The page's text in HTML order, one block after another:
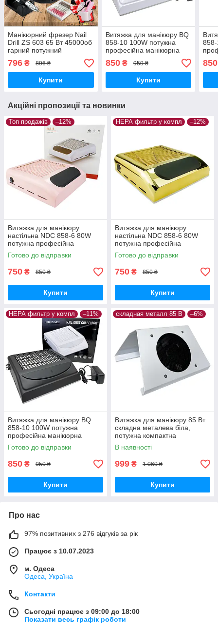
Манікюрний фрезер Nail
Drill ZS 603 65 Вт 45000об
гарний потужний
професійний фрезер для
нігтів DM 208
796 ₴ 896 ₴
Купити
Витяжка для манікюру BQ
858-10 100W потужна
професійна манікюрна
витяжка BLUEQUE 100
Ватт витяг для манікюру
850₴ 950 ₴
Купити
850
Акційні пропозиції та новинки
Топ продажів –12%
Витяжка для манікюру
настільна NDC 858-6 80W
потужна професійна
манікюрна витяжка
манікюрний пилосос
Готово до відправки
750 ₴ 850 ₴
Купити
НЕРА фильтр у компл –12%
Витяжка для манікюру
настільна NDC 858-6 80W
потужна професійна
манікюрна витяжка
манікюрний пилосос
Готово до відправки
750 ₴ 850 ₴
Купити
НЕРА фильтр у компл –11%
Витяжка для манікюру BQ
858-10 100W потужна
професійна манікюрна
витяжка BLUEQUE 100 Ватт
витяг для манікюру
Готово до відправки
850 ₴ 950 ₴
Купити
складная металл 85 В –6%
Витяжка для манікюру 85 Вт
складна металева біла,
потужна компактна
манікюрна витяжка NDC
В наявності
999 ₴ 1 060 ₴
Купити
Про нас
97% позитивних з 276 відгуків за рік
Працює з 10.07.2023
м. Одеса
Одеса, Україна
Контакти
Сьогодні працює з 09:00 до 18:00
Показати весь графік роботи